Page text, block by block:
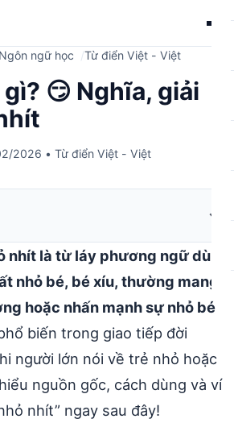
Ngôn ngữ học Từ điển Việt - Việt
😏 Nghĩa, giải
2026 • Từ điển Việt - Việt
nhít là từ láy phương ngữ dùng
nhỏ bé, bé xíu, thường mang
hoặc nhấn mạnh sự nhỏ bé
biến trong giao tiếp đời
người lớn nói về trẻ nhỏ hoặc
nguồn gốc, cách dùng và ví
nhít” ngay sau đây!